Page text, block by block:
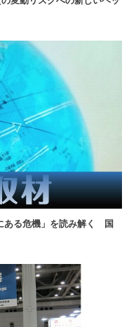
ある危機」を読み解く 国